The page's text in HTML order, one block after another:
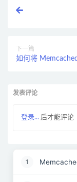
下一篇
如何将
发表评论
登录... 后才能评论
1